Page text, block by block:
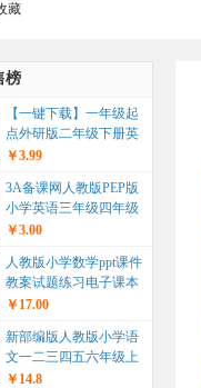
藏
榜
【一键下载】一年级起
点外研版二年级下册英
语电子课本电子教材...
￥3.99
3A备课网人教版PEP版
小学英语三年级四年级
五年级六年级上册下册
ppt...
￥3.00
人教版小学数学ppt课件
教案试题练习电子课本
教学计划期末复习一年
级二年...
￥17.00
新部编版人教版小学语
文一二三四五六年级上
册下册ppt课件教案试题
￥14.8